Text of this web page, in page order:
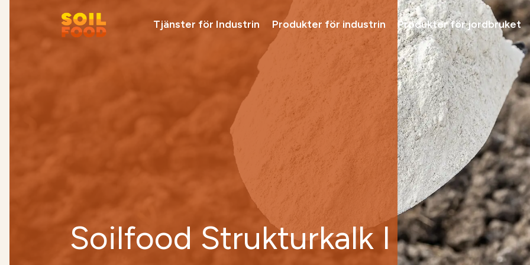
Tjänster för Industrin Produkter för industrin Produkter för jordbruket
Vi rekommenderar
Soilfood Newera -
kalkprodukter
Tjänster för
skogsindustrin
Ta
Soilfood Strukturkalk I